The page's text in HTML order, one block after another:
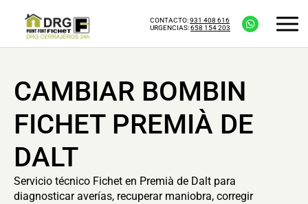
CONTACTO:931 408 616
URGENCIAS:658 154 203
CAMBIAR BOMBIN
FICHET PREMIÀ DE
DALT
Servicio técnico Fichet en Premià de Dalt para
diagnosticar averías, recuperar maniobra, corregir